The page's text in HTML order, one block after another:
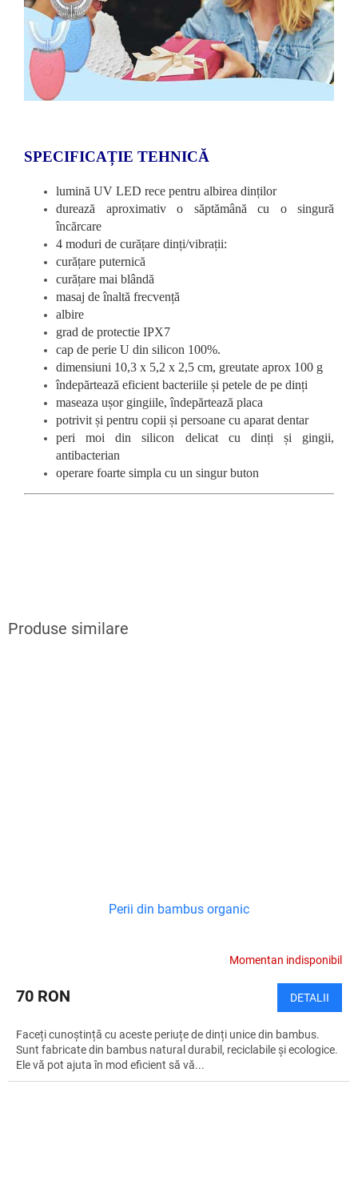
SPECIFICAȚIE TEHNICĂ
lumină UV LED rece pentru albirea dinților
durează aproximativ o săptămână cu o singură
încărcare
4 moduri de curățare dinți/vibrații:
curățare puternică
curățare mai blândă
masaj de înaltă frecvență
albire
grad de protectie IPX7
cap de perie U din silicon 100%.
dimensiuni 10,3 x 5,2 x 2,5 cm, greutate aprox 100 g
îndepărtează eficient bacteriile și petele de pe dinți
maseaza ușor gingiile, îndepărtează placa
potrivit și pentru copii și persoane cu aparat dentar
peri moi din silicon delicat cu dinți și gingii,
antibacterian
operare foarte simpla cu un singur buton
Perii din bambus organic
Momentan indisponibil
70 RON DETALII
Faceți cunoștință cu aceste periuțe de dinți unice din bambus.
Sunt fabricate din bambus natural durabil, reciclabile și ecologice.
Ele vă pot ajuta în mod eficient să vă...